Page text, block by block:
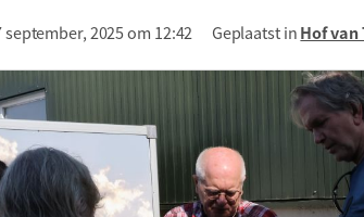
september, 2025 om 12:42 Geplaatst inHof van